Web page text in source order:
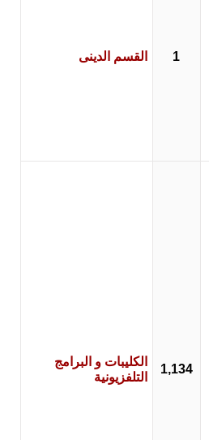
القسم الدينى
1,134
الكليبات و البرامج
التلفزيونية